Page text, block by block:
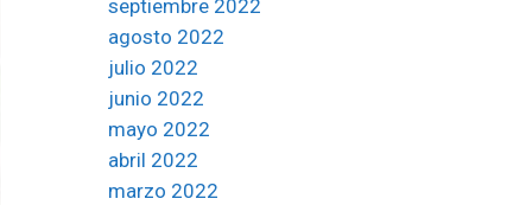
septiembre 2022
agosto 2022
julio 2022
junio 2022
mayo 2022
abril 2022
marzo 2022